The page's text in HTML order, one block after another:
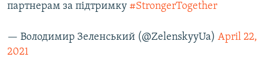
партнерам за підтримку #StrongerTogether
— Володимир Зеленський (@ZelenskyyUa) April 22,
2021